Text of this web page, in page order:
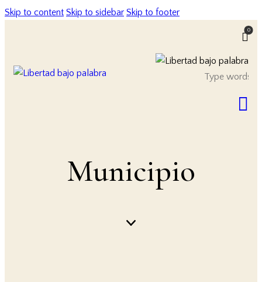
Skip to content Skip to sidebar Skip to footer
0
Municipio